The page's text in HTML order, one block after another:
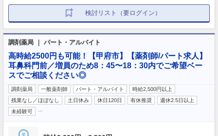
検討リスト（要ログイン）
調剤薬局 ｜ パート・アルバイト
高時給2500円も可能！【甲府市】【薬剤師/パート求人】
耳鼻科門前／増員のため8：45〜18：30内でご希望ベー
スでご相談ください◎
調剤薬局 一般薬剤師 パート・アルバイト
時給2,500円以上
残業なし／ほぼなし
土日休み 休日120日 有休推奨
週休2.5日以上
未経験可